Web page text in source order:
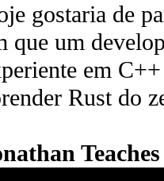
gostaria de
que um
em
Rust do